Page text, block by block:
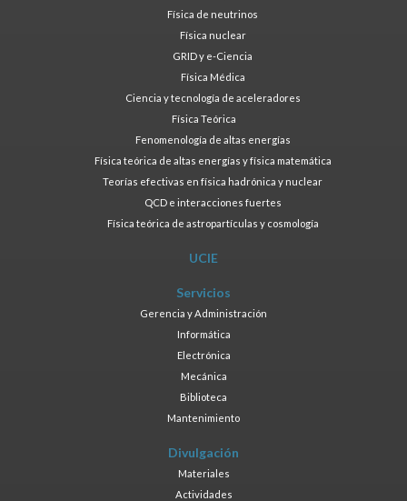
Física de neutrinos
Física nuclear
GRID y e-Ciencia
Física Médica
Ciencia y tecnología de aceleradores
Física Teórica
Fenomenología de altas energías
Física teórica de altas energías y física matemática
Teorías efectivas en física hadrónica y nuclear
QCD e interacciones fuertes
Física teórica de astropartículas y cosmología
UCIE
Servicios
Gerencia y Administración
Informática
Electrónica
Mecánica
Biblioteca
Mantenimiento
Divulgación
Materiales
Actividades